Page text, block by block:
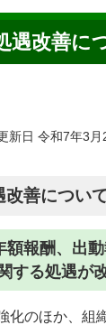
遇改善に
日 令和7年3月
改善につい
額報酬、出
する処遇が
化のほか、組